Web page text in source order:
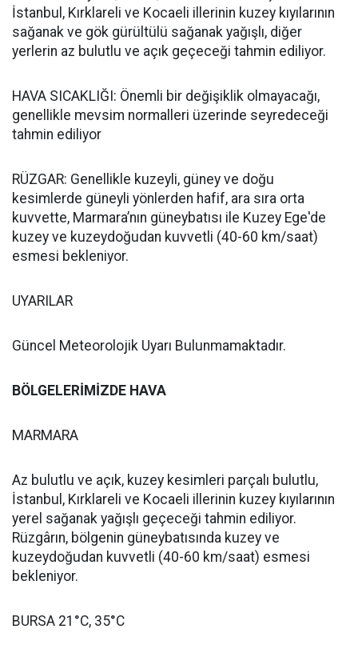
İstanbul, Kırklareli ve Kocaeli illerinin kuzey kıyılarının
sağanak ve gök gürültülü sağanak yağışlı, diğer
yerlerin az bulutlu ve açık geçeceği tahmin ediliyor.
HAVA SICAKLIĞI: Önemli bir değişiklik olmayacağı,
genellikle mevsim normalleri üzerinde seyredeceği
tahmin ediliyor
RÜZGAR: Genellikle kuzeyli, güney ve doğu
kesimlerde güneyli yönlerden hafif, ara sıra orta
kuvvette, Marmara’nın güneybatısı ile Kuzey Ege'de
kuzey ve kuzeydoğudan kuvvetli (40-60 km/saat)
esmesi bekleniyor.
UYARILAR
Güncel Meteorolojik Uyarı Bulunmamaktadır.
BÖLGELERİMİZDE HAVA
MARMARA
Az bulutlu ve açık, kuzey kesimleri parçalı bulutlu,
İstanbul, Kırklareli ve Kocaeli illerinin kuzey kıyılarının
yerel sağanak yağışlı geçeceği tahmin ediliyor.
Rüzgârın, bölgenin güneybatısında kuzey ve
kuzeydoğudan kuvvetli (40-60 km/saat) esmesi
bekleniyor.
BURSA 21°C, 35°C